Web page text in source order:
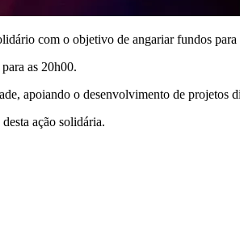
com o objetivo de angariar fundos
as 20h00.
apoiando o desenvolvimento de projetos
ação solidária.